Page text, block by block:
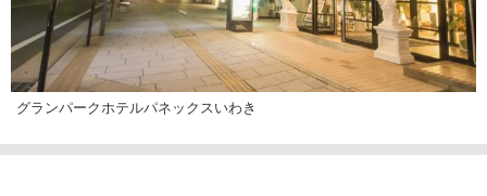
グランパークホテルパネックスいわき